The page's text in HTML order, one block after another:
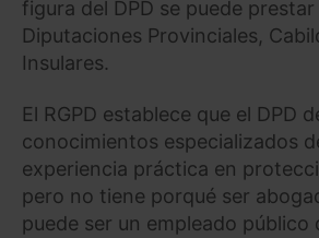
figura del DPD se puede
Diputaciones Provinciales,
Insulares.
El RGPD establece que el DPD
conocimientos especializados
experiencia práctica en
pero no tiene porqué ser
puede ser un empleado público